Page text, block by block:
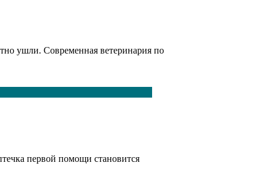
ушли. Современная ветеринария по
первой помощи становится